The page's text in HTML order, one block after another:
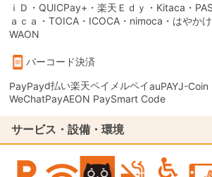
ｉＤ・QUICPay+・楽天Ｅｄｙ・Kitaca・
ａｃａ・TOICA・ICOCA・nimoca・はやか
WAON
バーコード決済
PayPayd払い楽天ペイ メルペイauPAYJ-Coin
WeChatPayAEON PaySmart Code
サービス・設備・環境